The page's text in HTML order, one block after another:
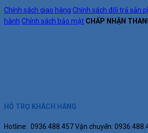
Chính sách giao hàng Chính sách đổi trả sản
hành Chính sách bảo mật CHẤP NHẬN
HỖ TRỢ KHÁCH HÀNG
Hotline: 0936.488.457Vận chuyển: